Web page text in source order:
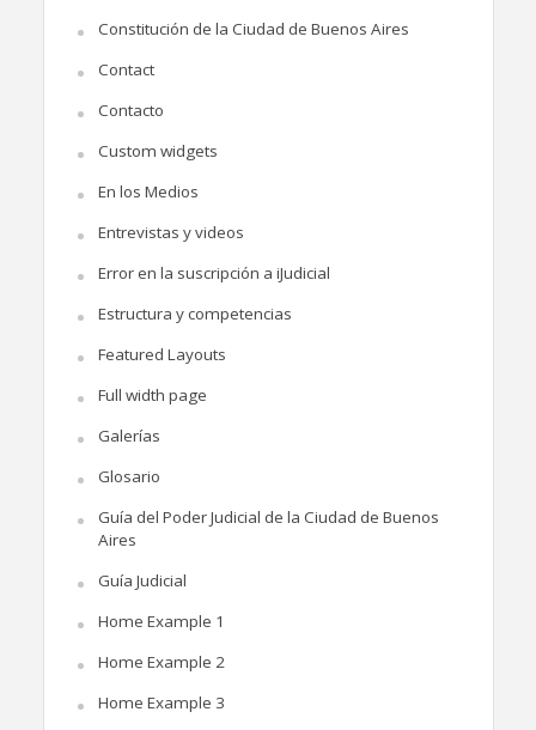
Constitución de la Ciudad de Buenos Aires
Contact
Contacto
Custom widgets
En los Medios
Entrevistas y videos
Error en la suscripción a iJudicial
Estructura y competencias
Featured Layouts
Full width page
Galerías
Glosario
Guía del Poder Judicial de la Ciudad de Buenos
Aires
Guía Judicial
Home Example 1
Home Example 2
Home Example 3